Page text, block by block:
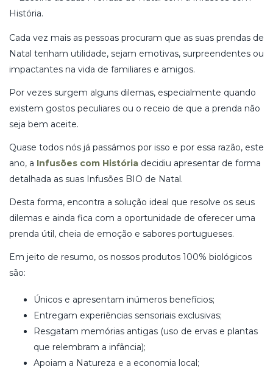
Cada vez mais as pessoas procuram que as suas prendas de
Natal tenham utilidade, sejam emotivas, surpreendentes ou
impactantes na vida de familiares e amigos.
Por vezes surgem alguns dilemas, especialmente quando
existem gostos peculiares ou o receio de que a prenda não
seja bem aceite.
Quase todos nós já passámos por isso e por essa razão, este
ano, a Infusões com História decidiu apresentar de forma
detalhada as suas Infusões BIO de Natal.
Desta forma, encontra a solução ideal que resolve os seus
dilemas e ainda fica com a oportunidade de oferecer uma
prenda útil, cheia de emoção e sabores portugueses.
Em jeito de resumo, os nossos produtos 100% biológicos
são:
Únicos e apresentam inúmeros benefícios;
Entregam experiências sensoriais exclusivas;
Resgatam memórias antigas (uso de ervas e plantas
que relembram a infância);
Apoiam a Natureza e a economia local;